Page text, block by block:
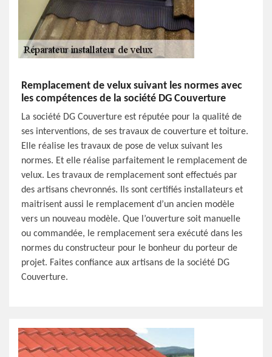
Remplacement de velux suivant les normes avec
les compétences de la société DG Couverture
La société DG Couverture est réputée pour la qualité de
ses interventions, de ses travaux de couverture et toiture.
Elle réalise les travaux de pose de velux suivant les
normes. Et elle réalise parfaitement le remplacement de
velux. Les travaux de remplacement sont effectués par
des artisans chevronnés. Ils sont certifiés installateurs et
maitrisent aussi le remplacement d’un ancien modèle
vers un nouveau modèle. Que l’ouverture soit manuelle
ou commandée, le remplacement sera exécuté dans les
normes du constructeur pour le bonheur du porteur de
projet. Faites confiance aux artisans de la société DG
Couverture.